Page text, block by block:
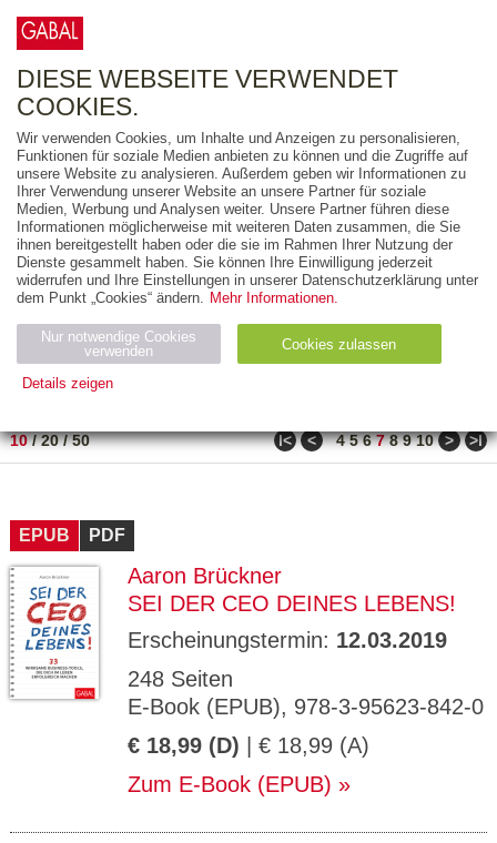
FREITEXT
AUSGABEART
AUS DER REIHE
ZUM THEMA
Neuerscheinung
Bestseller
PREIS
10/20/50 ǀ< < 4 5 6 7 8 9 10 > >ǀ
EPUB PDF
Aaron Brückner
SEI DER CEO DEINES LEBENS!
Erscheinungstermin: 12.03.2019
248 Seiten
E-Book (EPUB), 978-3-95623-842-0
€ 18,99 (D) | € 18,99 (A)
Zum E-Book (EPUB)
DIESE WEBSEITE VERWENDET
COOKIES.
Wir verwenden Cookies, um Inhalte und Anzeigen zu personalisieren,
Funktionen für soziale Medien anbieten zu können und die Zugriffe auf
unsere Website zu analysieren. Außerdem geben wir Informationen zu
Ihrer Verwendung unserer Website an unsere Partner für soziale
Medien, Werbung und Analysen weiter. Unsere Partner führen diese
Informationen möglicherweise mit weiteren Daten zusammen, die Sie
ihnen bereitgestellt haben oder die sie im Rahmen Ihrer Nutzung der
Dienste gesammelt haben. Sie können Ihre Einwilligung jederzeit
widerrufen und Ihre Einstellungen in unserer Datenschutzerklärung unter
dem Punkt „Cookies“ ändern. Mehr Informationen.
Nur notwendige Cookies
verwenden
Cookies zulassen
Details zeigen
Name Zweck
Ty
ESSION
_ID
verlag.
de
GV_CO
OKIES
gabal-
Speichert den Zustimmungsstatus des
Domäne.
ge
T
P